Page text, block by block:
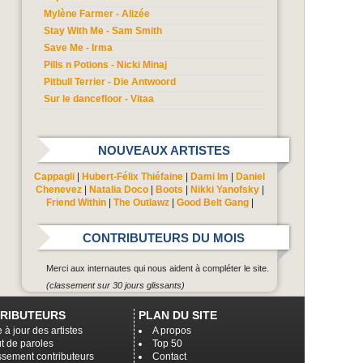
Mylène Farmer - Alizée
Stay With Me - Sam Smith
Save Me - Irma
Pills n Potions - Nicki Minaj
Pitbull Terrier - Die Antwoord
Sur le dancefloor - Vitaa
NOUVEAUX ARTISTES
Cappagli Hubert-Félix Thiéfaine Dami Im
Daniel
Chenevez| Natalia Doco| Boots Nikki Yanofsky|
Friend Within| The Outlawz| Good Belt Gang|
CONTRIBUTEURS DU MOIS
Merci aux internautes qui nous aident à compléter le site.
(classement sur 30 jours glissants)
PLAN DU SITE
A propos
Top 50
Contact
à jour des artistes
de paroles
contributeurs